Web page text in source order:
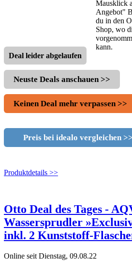
Mausklick
Angebot"
du in den
Shop, wo
kann.
Deal leider abgelaufen
Neuste Deals anschauen >>
Keinen Deal mehr verpassen >>
Preis bei idealo vergleichen >>
Produktdetails >>
Otto Deal des Tages -
Wassersprudler
inkl. 2 Kunststoff-
Online seit Dienstag, 09.08.22